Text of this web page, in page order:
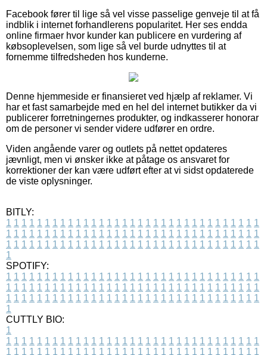
Facebook fører til lige så vel visse passelige genveje til at få
indblik i internet forhandlerens popularitet. Her ses endda
online firmaer hvor kunder kan publicere en vurdering af
købsoplevelsen, som lige så vel burde udnyttes til at
fornemme tilfredsheden hos kunderne.
Denne hjemmeside er finansieret ved hjælp af reklamer. Vi
har et fast samarbejde med en hel del internet butikker da vi
publicerer forretningernes produkter, og indkasserer honorar
om de personer vi sender videre udfører en ordre.
Viden angående varer og outlets på nettet opdateres
jævnligt, men vi ønsker ikke at påtage os ansvaret for
korrektioner der kan være udført efter at vi sidst opdaterede
de viste oplysninger.
BITLY:
1 1 1 1 1 1 1 1 1 1 1 1 1 1 1 1 1 1 1 1 1 1 1 1 1 1 1 1 1 1 1 1 1
1 1 1 1 1 1 1 1 1 1 1 1 1 1 1 1 1 1 1 1 1 1 1 1 1 1 1 1 1 1 1 1 1
1 1 1 1 1 1 1 1 1 1 1 1 1 1 1 1 1 1 1 1 1 1 1 1 1 1 1 1 1 1 1 1 1
1
SPOTIFY:
1 1 1 1 1 1 1 1 1 1 1 1 1 1 1 1 1 1 1 1 1 1 1 1 1 1 1 1 1 1 1 1 1
1 1 1 1 1 1 1 1 1 1 1 1 1 1 1 1 1 1 1 1 1 1 1 1 1 1 1 1 1 1 1 1 1
1 1 1 1 1 1 1 1 1 1 1 1 1 1 1 1 1 1 1 1 1 1 1 1 1 1 1 1 1 1 1 1 1
1
CUTTLY BIO:
1
1 1 1 1 1 1 1 1 1 1 1 1 1 1 1 1 1 1 1 1 1 1 1 1 1 1 1 1 1 1 1 1 1
1 1 1 1 1 1 1 1 1 1 1 1 1 1 1 1 1 1 1 1 1 1 1 1 1 1 1 1 1 1 1 1 1